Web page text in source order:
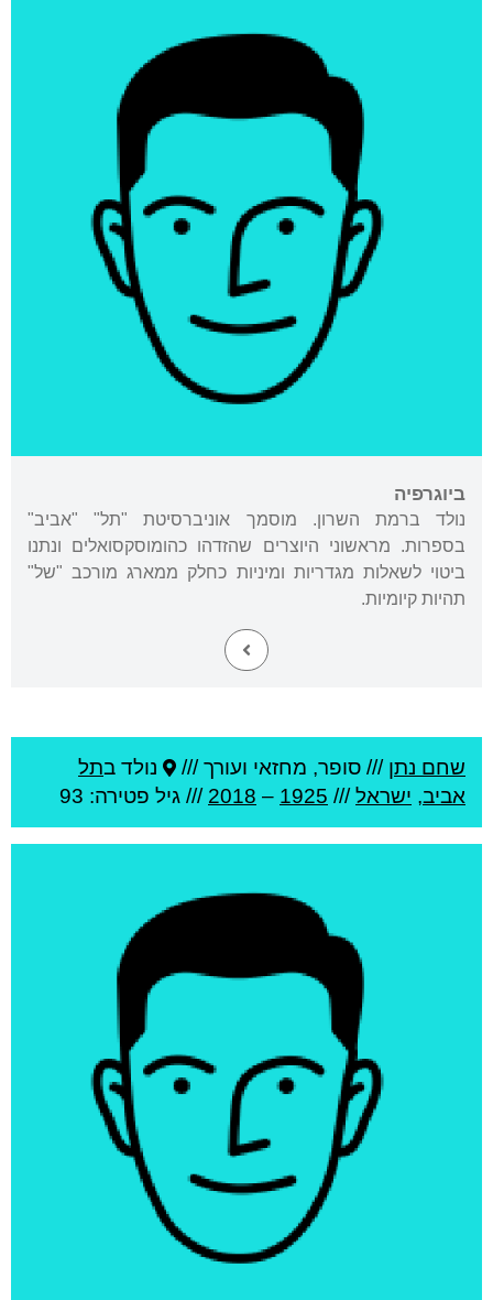
ביוגרפיה
נולד ברמת השרון. מוסמך אוניברסיטת "תל" "אביב"
בספרות. מראשוני היוצרים שהזדהו כהומוסקסואלים ונתנו
ביטוי לשאלות מגדריות ומיניות כחלק ממארג מורכב "של"
תהיות קיומיות.
שחם נתן /// סופר, מחזאי ועורך /// נולד בתל
אביב, ישראל///
1925
–
2018 /// גיל פטירה: 93